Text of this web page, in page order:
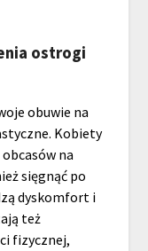
ostrogi
obuwie na
Kobiety
na
sięgnąć po
dyskomfort i
też
fizycznej,